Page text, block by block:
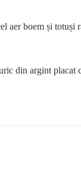
aer boem și
din argint